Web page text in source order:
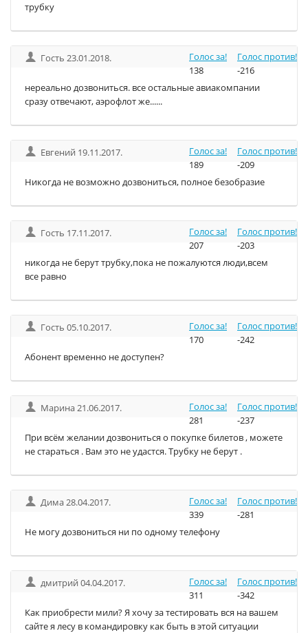
трубку
Гость 23.01.2018.
Голос за!
138
Голос против!
-216
нереально дозвониться. все остальные авиакомпании
сразу отвечают, аэрофлот же......
Евгений 19.11.2017.
Голос за!
189
Голос против!
-209
Никогда не возможно дозвониться, полное безобразие
Гость 17.11.2017.
Голос за!
207
Голос против!
-203
никогда не берут трубку,пока не пожалуются люди,всем
все равно
Гость 05.10.2017.
Голос за!
170
Голос против!
-242
Абонент временно не доступен?
Марина 21.06.2017.
Голос за!
281
Голос против!
-237
При всём желании дозвониться о покупке билетов , можете
не стараться . Вам это не удастся. Трубку не берут .
Дима 28.04.2017.
Голос за!
339
Голос против!
-281
Не могу дозвониться ни по одному телефону
дмитрий 04.04.2017.
Голос за!
311
Голос против!
-342
Как приобрести мили? Я хочу за тестировать вся на вашем
сайте я лесу в командировку как быть в этой ситуации